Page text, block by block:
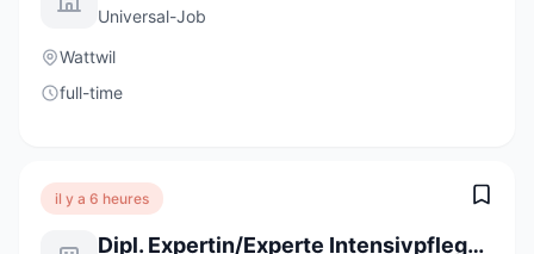
Universal-Job
Wattwil
full-time
il y a 6 heures
Dipl. Expertin/Experte Intensivpflege NDS HF (a) 50-100%